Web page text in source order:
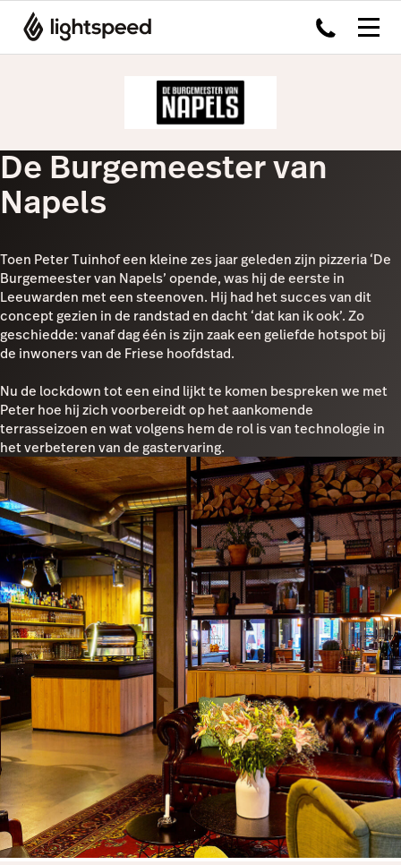
De Burgemeester van
Napels
Toen Peter Tuinhof een kleine zes jaar geleden zijn pizzeria ‘De
Burgemeester van Napels’ opende, was hij de eerste in
Leeuwarden met een steenoven. Hij had het succes van dit
concept gezien in de randstad en dacht ‘dat kan ik ook’. Zo
geschiedde: vanaf dag één is zijn zaak een geliefde hotspot bij
de inwoners van de Friese hoofdstad.
Nu de lockdown tot een eind lijkt te komen bespreken we met
Peter hoe hij zich voorbereidt op het aankomende
terrasseizoen en wat volgens hem de rol is van technologie in
het verbeteren van de gastervaring.